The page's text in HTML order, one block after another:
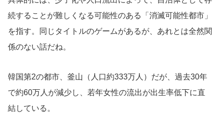
続することが難しくなる可能性のある「消滅可能性都市」
を指す。同じタイトルのゲームがあるが、あれとは全然関
係のない話だね。
韓国第2の都市、釜山（人口約333万人）だが、過去30年
で約60万人が減少し、若年女性の流出が出生率低下に直
結している。